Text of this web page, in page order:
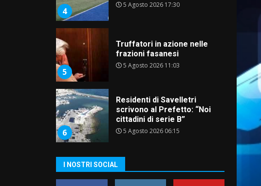
4
5 Agosto 2026 17:30
5
Truffatori in azione nelle
frazioni fasanesi
5 Agosto 2026 11:03
6
Residenti di Savelletri
scrivono al Prefetto: “Noi
cittadini di serie B”
5 Agosto 2026 06:15
Pesce Spada: appuntamento
a sabato 8 agosto
I NOSTRI SOCIAL